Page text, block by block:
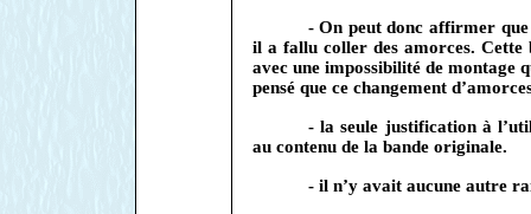
- On peut donc affirmer
il a fallu coller des amorces. Cette
avec une impossibilité de montage
pensé que ce changement
- la seule justification à
au contenu de la bande originale.
- il n’y avait aucune autre